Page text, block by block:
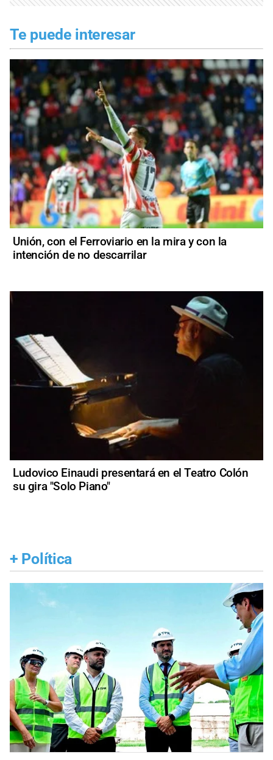
Te puede interesar
Unión, con el Ferroviario en la mira y con la
intención de no descarrilar
Ludovico Einaudi presentará en el Teatro Colón
su gira "Solo Piano"
+ Política